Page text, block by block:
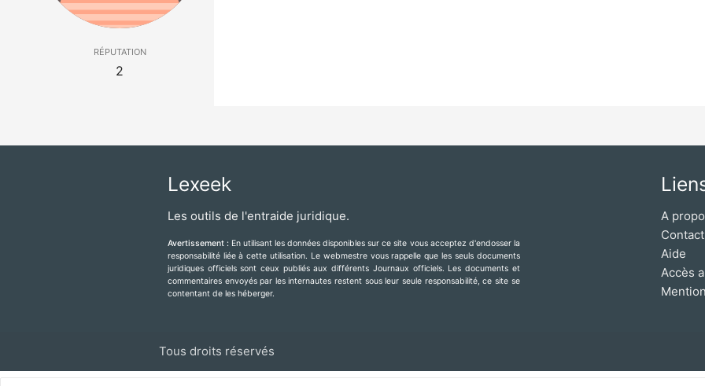
réputation
2
Lexeek
Les outils de l'entraide juridique.
Avertissement : En utilisant les données disponibles sur ce site vous acceptez d'endosser la
responsabilité liée à cette utilisation. Le webmestre vous rappelle que les seuls documents
juridiques officiels sont ceux publiés aux différents Journaux officiels. Les documents et
commentaires envoyés par les internautes restent sous leur seule responsabilité, ce site se
contentant de les héberger.
A
Contact
Aide
Accès
Tous droits réservés